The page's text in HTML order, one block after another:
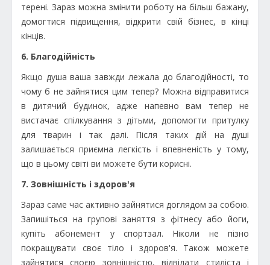
терені. Зараз можна змінити роботу на більш бажану,
домогтися підвищення, відкрити свій бізнес, в кінці
кінців.
6. Благодійність
Якщо душа ваша завжди лежала до благодійності, то
чому б не зайнятися цим тепер? Можна відправитися
в дитячий будинок, адже напевно вам тепер не
вистачає спілкування з дітьми, допомогти притулку
для тварин і так далі. Після таких дій на душі
залишається приємна легкість і впевненість у тому,
що в цьому світі ви можете бути корисні.
7. Зовнішність і здоров'я
Зараз саме час активно зайнятися доглядом за собою.
Запишіться на групові заняття з фітнесу або йоги,
купіть абонемент у спортзал. Ніколи не пізно
покращувати своє тіло і здоров'я. Також можете
зайнятися своєю зовнішністю, відвідати стиліста і